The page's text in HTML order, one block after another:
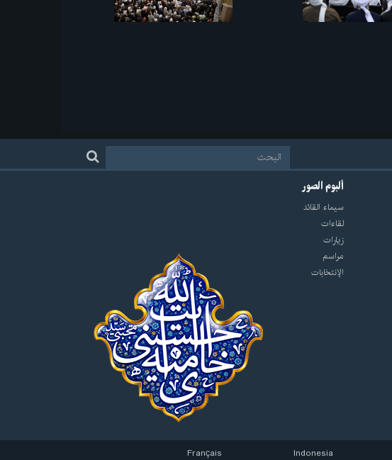
ألبوم الصور
سيماء القائد
لقاءات
زيارات
مراسم
الإنتخابات
Indonesia
Français